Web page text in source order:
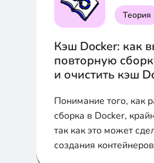
Теория
Кэш Docker: как
повторную
и очистить кэш
Понимание того, как
сборка в Docker,
так как это может
создания